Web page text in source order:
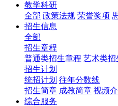
教学科研
全部 政策法规 荣誉奖项
招生信息
全部
招生章程
普通类招生章程 艺术类招
招生计划
统招计划 往年分数线
招生简章 成教简章 视频
综合服务